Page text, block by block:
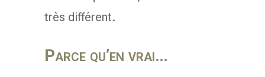
très différent.
Parce qu’en vrai…